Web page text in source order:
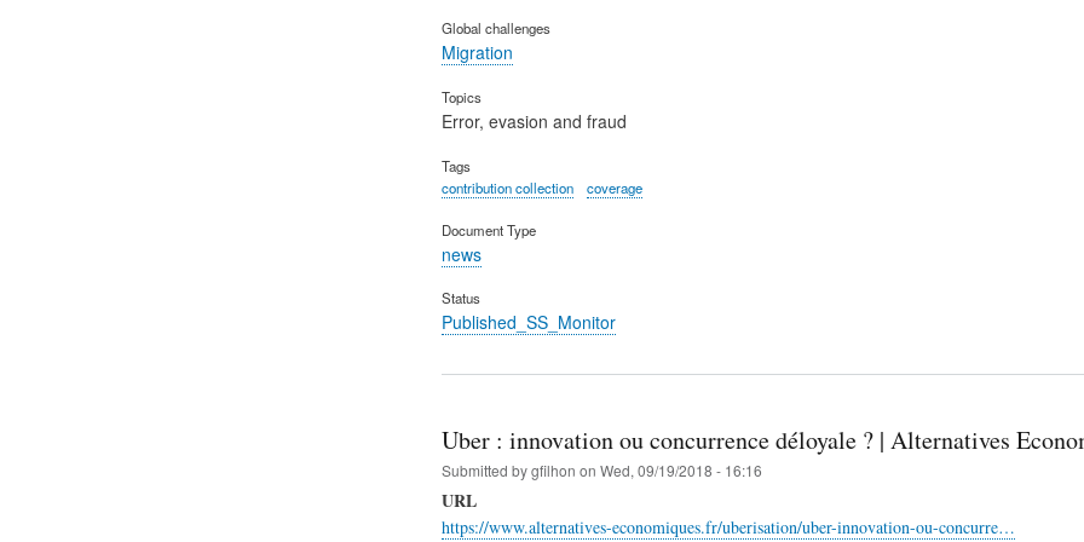
Global challenges
Migration
Topics
Error, evasion and fraud
Tags
contribution collection
coverage
Document Type
news
Status
Published_SS_Monitor
Uber : innovation ou concurrence déloyale ? | Alternatives
Submitted bygfilhon on Wed, 09/19/2018 - 16:16
URL
https://www.alternatives-economiques.fr/uberisation/uber-innovation-ou-concurre…